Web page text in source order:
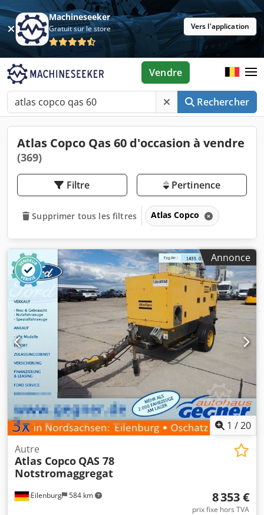
Machineseeker
Gratuit sur le store Vers l'application
Rechercher
Vendre
Atlas Copco Qas 60 d'occasion à vendre
(369)
Filtre Pertinence
Supprimer tous les filtres Atlas Copco
Annonce
1 /20
Eilenburg 584 km
Autre
Atlas Copco QAS 78
Notstromaggregat
8 353 €
prix fixe hors TVA